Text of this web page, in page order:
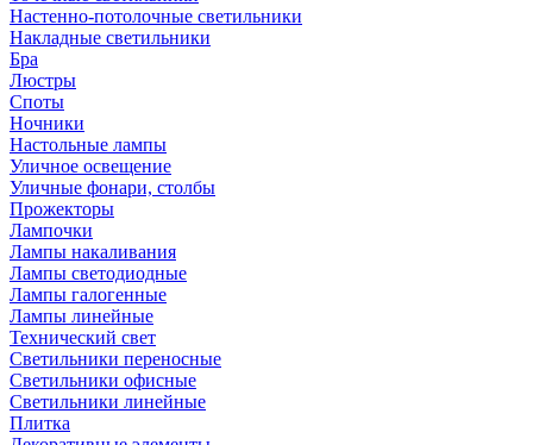
Настенно-потолочные светильники
Накладные светильники
Бра
Люстры
Споты
Ночники
Настольные лампы
Уличное освещение
Уличные фонари, столбы
Прожекторы
Лампочки
Лампы накаливания
Лампы светодиодные
Лампы галогенные
Лампы линейные
Технический свет
Светильники переносные
Светильники офисные
Светильники линейные
Плитка